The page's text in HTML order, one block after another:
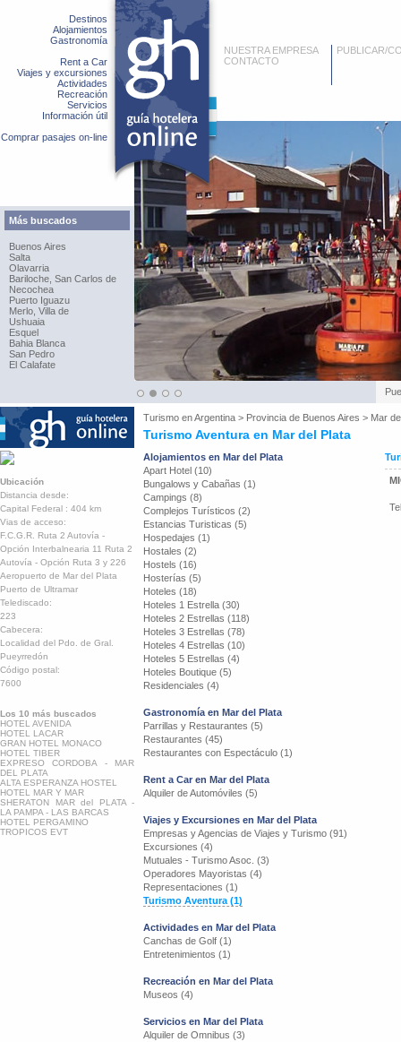
Destinos
Alojamientos
Gastronomía
Rent a Car
Viajes y excursiones
Actividades
Recreación
Servicios
Información útil
Comprar pasajes on-line
Más buscados
Buenos Aires
Salta
Olavarria
Bariloche, San Carlos de
Necochea
Puerto Iguazu
Merlo, Villa de
Ushuaia
Esquel
Bahia Blanca
San Pedro
El Calafate
NUESTRA EMPRESA
CONTACTO
PUBLICAR/
Turismo enArgentina > Provincia de Buenos Aires > Mar
Turismo Aventura en Mar del Plata
Ubicación
Distancia desde:
Capital Federal : 404 km
Vias de acceso:
F.C.G.R. Ruta 2 Autovía -
Opción Interbalnearia 11 Ruta 2
Autovía - Opción Ruta 3 y 226
Aeropuerto de Mar del Plata
Puerto de Ultramar
Telediscado:
223
Cabecera:
Localidad del Pdo. de Gral.
Pueyrredón
Código postal:
7600
Los 10 más buscados
HOTEL AVENIDA
HOTEL LACAR
GRAN HOTEL MONACO
HOTEL TIBER
EXPRESO CORDOBA - MAR
DEL PLATA
ALTA ESPERANZA HOSTEL
HOTEL MAR Y MAR
SHERATON MAR del PLATA -
LA PAMPA - LAS BARCAS
HOTEL PERGAMINO
TROPICOS EVT
Alojamientos en Mar del Plata
Apart Hotel (10)
Bungalows y Cabañas (1)
Campings (8)
Complejos Turísticos (2)
Estancias Turisticas (5)
Hospedajes (1)
Hostales (2)
Hostels (16)
Hosterías (5)
Hoteles (18)
Hoteles 1 Estrella (30)
Hoteles 2 Estrellas (118)
Hoteles 3 Estrellas (78)
Hoteles 4 Estrellas (10)
Hoteles 5 Estrellas (4)
Hoteles Boutique (5)
Residenciales (4)
Gastronomía en Mar del Plata
Parrillas y Restaurantes (5)
Restaurantes (45)
Restaurantes con Espectáculo (1)
Rent a Car en Mar del Plata
Alquiler de Automóviles (5)
Viajes y Excursiones en Mar del Plata
Empresas y Agencias de Viajes y Turismo (91)
Excursiones (4)
Mutuales - Turismo Asoc. (3)
Operadores Mayoristas (4)
Representaciones (1)
Turismo Aventura (1)
Actividades en Mar del Plata
Canchas de Golf (1)
Entretenimientos (1)
Recreación en Mar del Plata
Museos (4)
Servicios en Mar del Plata
Alquiler de Omnibus (3)